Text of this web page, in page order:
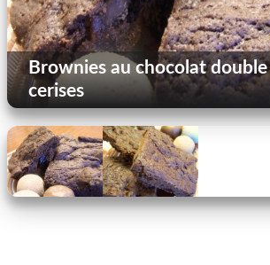
Brownies au chocolat double
cerises